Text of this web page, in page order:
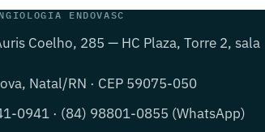
ENDOVASC
Coelho, 285 — HC Plaza, Torre 2, sala
Natal/RN · CEP 59075-050
0941 · (84) 98801-0855 (WhatsApp)